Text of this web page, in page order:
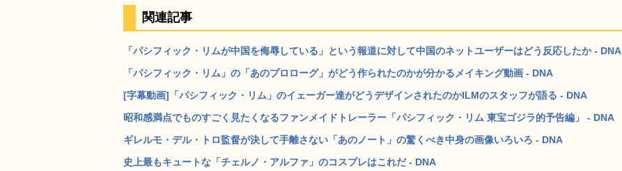
関連記事
「パシフィック・リムが中国を侮辱している」という報道に対して中国のネットユーザーはどう反応したか - DNA
「パシフィック・リム」の「あのプロローグ」がどう作られたのかが分かるメイキング動画 - DNA
[字幕動画]「パシフィック・リム」のイェーガー達がどうデザインされたのかILMのスタッフが語る - DNA
昭和感満点でものすごく見たくなるファンメイドトレーラー「パシフィック・リム 東宝ゴジラ的予告編」 - DNA
ギレルモ・デル・トロ監督が決して手離さない「あのノート」の驚くべき中身の画像いろいろ - DNA
史上最もキュートな「チェルノ・アルファ」のコスプレはこれだ - DNA